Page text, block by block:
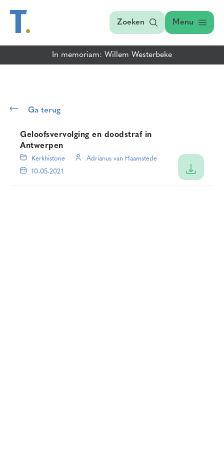
Zoeken Menu
In memoriam: Willem Westerbeke
Ga terug
Geloofsvervolging en doodstraf in
Antwerpen
Kerkhistorie
Adrianus van Haamstede
10-05-2021